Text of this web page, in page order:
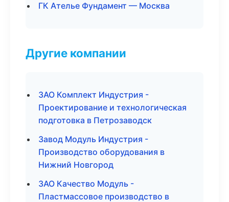
ГК Ателье Фундамент — Москва
Другие компании
ЗАО Комплект Индустрия -
Проектирование и технологическая
подготовка в Петрозаводск
Завод Модуль Индустрия -
Производство оборудования в
Нижний Новгород
ЗАО Качество Модуль -
Пластмассовое производство в